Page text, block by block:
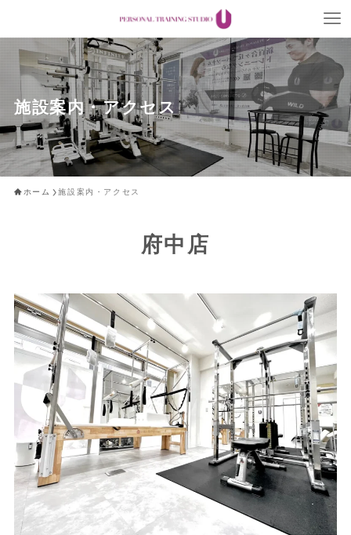
施設案内・アクセス
ホーム 施設案内・アクセス
府中店